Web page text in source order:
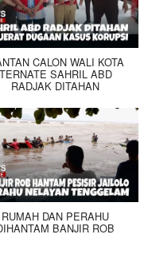
CALON WALI KOTA
TERNATE SAHRIL ABD
RADJAK DITAHAN
RUMAH DAN PERAHU
BANJIR ROB